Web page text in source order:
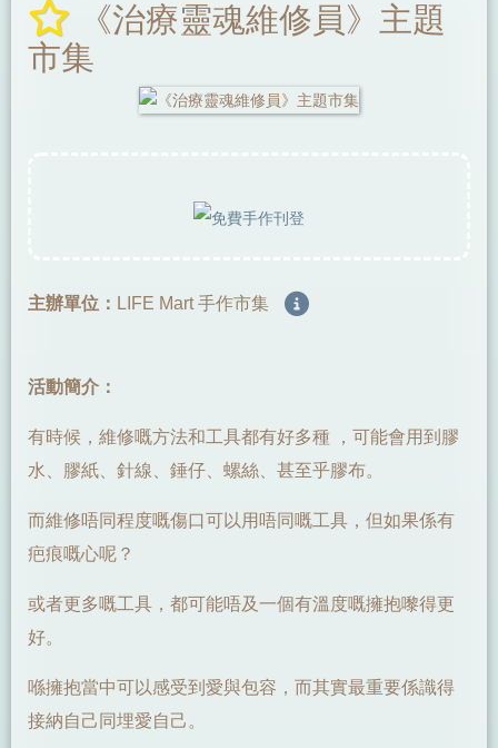
《治療靈魂維修員》主題
市集
主辦單位： LIFE Mart 手作市集
活動簡介：
有時候，維修嘅方法和工具都有好多種 ，可能會用到膠
水、膠紙、針線、錘仔、螺絲、甚至乎膠布。
而維修唔同程度嘅傷口可以用唔同嘅工具，但如果係有
疤痕嘅心呢？
或者更多嘅工具，都可能唔及一個有溫度嘅擁抱嚟得更
好。
喺擁抱當中可以感受到愛與包容，而其實最重要係識得
接納自己同埋愛自己。